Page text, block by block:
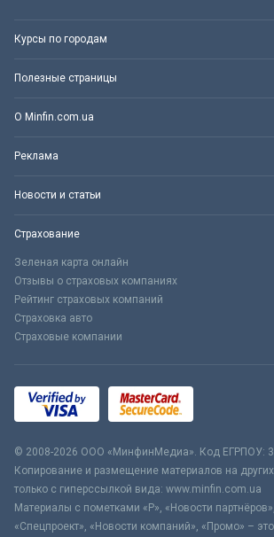
Курсы по городам
Полезные страницы
О Minfin.com.ua
Реклама
Новости и статьи
Страхование
Зеленая карта онлайн
Отзывы о страховых компаниях
Рейтинг страховых компаний
Страховка авто
Страховые компании
© 2008-2026 ООО «МинфинМедиа». Код ЕГРПОУ:
Копирование и размещение материалов на
только с гиперссылкой вида: www.minfin.com.ua
Материалы с пометками «Р», «Новости
«Спецпроект», «Новости компаний», «Промо» –